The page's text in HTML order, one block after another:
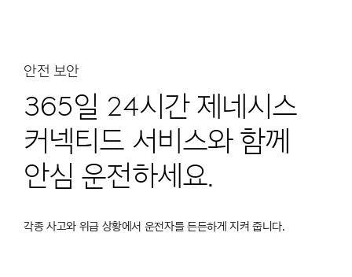
안전 보안
365일 24시간 제네시스
커넥티드 서비스와 함께
안심 운전하세요.
각종 사고와 위급 상황에서 운전자를 든든하게 지켜 줍니다.